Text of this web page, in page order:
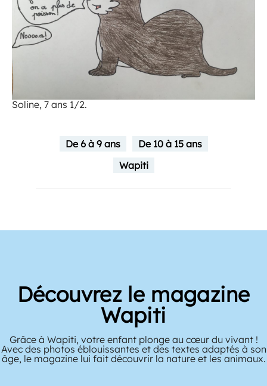
Soline, 7 ans 1/2.
De 6 à 9 ans
De 10 à 15 ans
Wapiti
Découvrez le magazine
Wapiti
Grâce à Wapiti, votre enfant plonge au cœur du vivant !
Avec des photos éblouissantes et des textes adaptés à son
âge, le magazine lui fait découvrir la nature et les animaux.